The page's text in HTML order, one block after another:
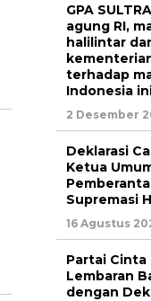
GPA
agung RI,
halilintar
terhadap
Indonesia
2 Desember
Deklarasi
Ketua
Supremasi
16 Agustus
Partai Cinta
Lembaran
dengan